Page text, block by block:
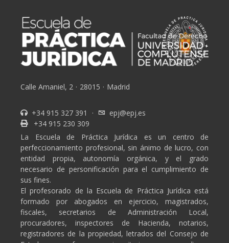
Calle Amaniel, 2 · 28015 · Madrid
+34 915 327 391 ·
epj@epj.es
+34 915 230 309
La Escuela de Práctica Jurídica es un centro de
perfeccionamiento profesional, sin ánimo de lucro, con
entidad propia, autonomía orgánica, y el grado
necesario de personificación para el cumplimiento de
sus fines.
El profesorado de la Escuela de Práctica Jurídica está
formado por abogados en ejercicio, magistrados,
fiscales, secretarios de Administración Local,
procuradores, inspectores de Hacienda, notarios,
registradores de la propiedad, letrados del Consejo de